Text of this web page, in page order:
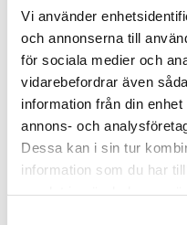
Vi använder
och annonserna till
för sociala medier och
vidarebefordrar även
information från din
annons- och
Dessa kan i sin tur
information som du har
högtryckstvätt, damm
STÄLL EN FRÅGA
Nyckelfunktioner
specifikation